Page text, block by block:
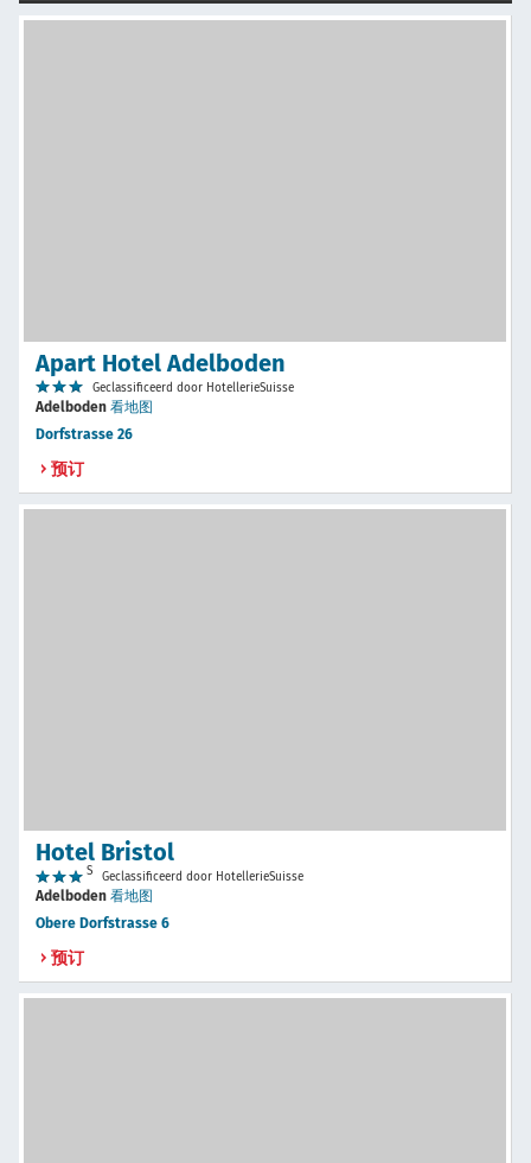
Apart Hotel Adelboden
Geclassificeerd door HotellerieSuisse
Adelboden 看地图
Dorfstrasse 26
预订
Hotel Bristol
S Geclassificeerd door HotellerieSuisse
Adelboden 看地图
Obere Dorfstrasse 6
预订